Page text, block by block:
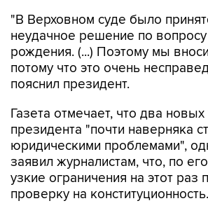
"В Верховном суде было
неудачное решение по
рождения. (...) Поэтому мы
потому что это очень
пояснил президент.
Газета отмечает, что два новых
президента "почти наверняка
юридическими проблемами",
заявил журналистам, что, по
узкие ограничения на этот раз
проверку на конституционность.